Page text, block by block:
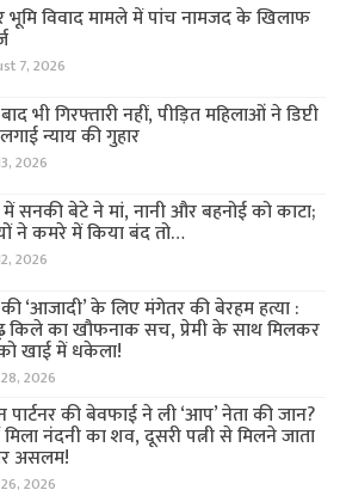
विवाद मामले में पांच नामजद के खिलाफ
7, 2026
भी गिरफ्तारी नहीं, पीड़ित महिलाओं ने डिप्टी
न्याय की गुहार
2026
सनकी बेटे ने मां, नानी और बहनोई को काटा;
ने कमरे में किया बंद तो…
2026
‘आजादी’ के लिए मंगेतर की बेरहम हत्या :
किले का खौफनाक सच, प्रेमी के साथ मिलकर
खाई में धकेला!
2026
पार्टनर की बेवफाई ने ली ‘आप’ नेता की जान?
नंदनी का शव, दूसरी पत्नी से मिलने जाता
असलम!